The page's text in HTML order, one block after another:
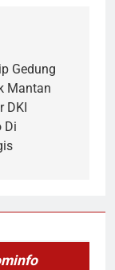
Gedung
Mantan
DKI
Di